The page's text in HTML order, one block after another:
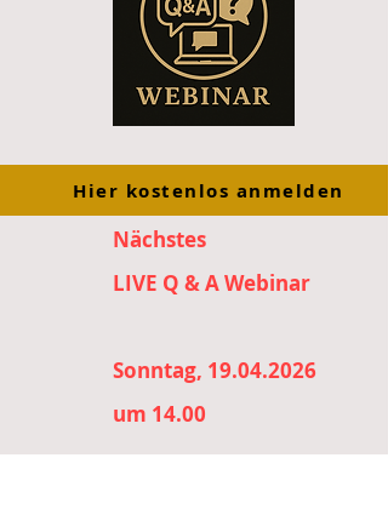
Hier kostenlos anmelden
Nächstes
LIVE Q & A Webinar
Sonntag, 19.04.2026
um 14.00